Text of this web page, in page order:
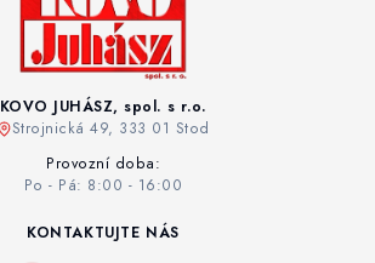
KOVO JUHÁSZ, spol. s r.o.
Strojnická 49, 333 01 Stod
Provozní doba:
Po - Pá: 8:00 - 16:00
KONTAKTUJTE NÁS